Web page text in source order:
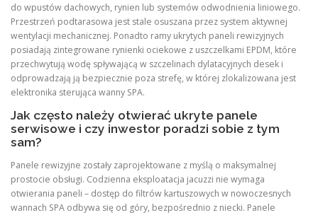
do wpustów dachowych, rynien lub systemów odwodnienia liniowego.
Przestrzeń podtarasowa jest stale osuszana przez system aktywnej
wentylacji mechanicznej. Ponadto ramy ukrytych paneli rewizyjnych
posiadają zintegrowane rynienki ociekowe z uszczelkami EPDM, które
przechwytują wodę spływającą w szczelinach dylatacyjnych desek i
odprowadzają ją bezpiecznie poza strefę, w której zlokalizowana jest
elektronika sterująca wanny SPA.
Jak często należy otwierać ukryte panele
serwisowe i czy inwestor poradzi sobie z tym
sam?
Panele rewizyjne zostały zaprojektowane z myślą o maksymalnej
prostocie obsługi. Codzienna eksploatacja jacuzzi nie wymaga
otwierania paneli – dostęp do filtrów kartuszowych w nowoczesnych
wannach SPA odbywa się od góry, bezpośrednio z niecki. Panele